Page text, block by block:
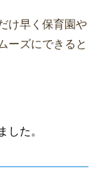
け早く保育園や
ーズにできると
した。